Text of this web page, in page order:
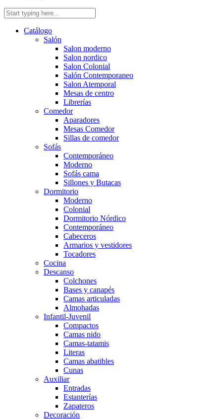
Catálogo
Salón
Salon moderno
Salon nordico
Salon Colonial
Salón Contemporaneo
Salon Atemporal
Mesas de centro
Librerías
Comedor
Aparadores
Mesas Comedor
Sillas de comedor
Sofás
Contemporáneo
Moderno
Sofás cama
Sillones y Butacas
Dormitorio
Moderno
Colonial
Dormitorio Nórdico
Contemporáneo
Cabeceros
Armarios y vestidores
Tocadores
Cocina
Descanso
Colchones
Bases y canapés
Camas articuladas
Almohadas
Infantil-Juvenil
Compactos
Camas nido
Camas-tatamis
Literas
Camas abatibles
Cunas
Auxiliar
Entradas
Estanterías
Zapateros
Decoración